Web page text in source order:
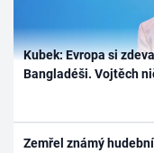
Kubek: Evropa si
Bangladéši. Vojtěch
Zemřel známý